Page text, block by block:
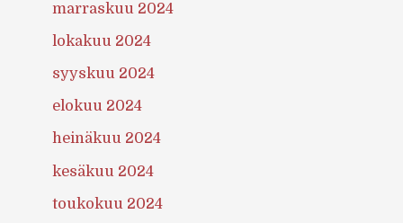
marraskuu 2024
lokakuu 2024
syyskuu 2024
elokuu 2024
heinäkuu 2024
kesäkuu 2024
toukokuu 2024